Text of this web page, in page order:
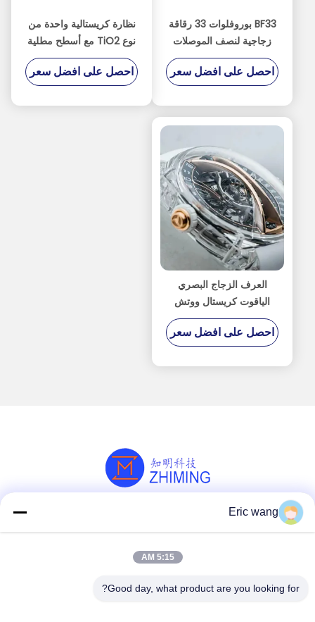
BF33 بوروفلوات 33 رقاقة
زجاجية لنصف الموصلات
MEMS البصرية
احصل على افضل سعر
نظارة كريستالية واحدة من
نوع TiO2 مع أسطح مطلية
من ثلاثة جوانب
و<001>/<110> توجيه
احصل على افضل سعر
العرف الزجاج البصري
الياقوت كريستال ووتش
حالة الحافة أجزاء C-
المحور
احصل على افضل سعر
اتصل سريعًا
Eric wang
5:15 AM
Good day, what product are you looking for?